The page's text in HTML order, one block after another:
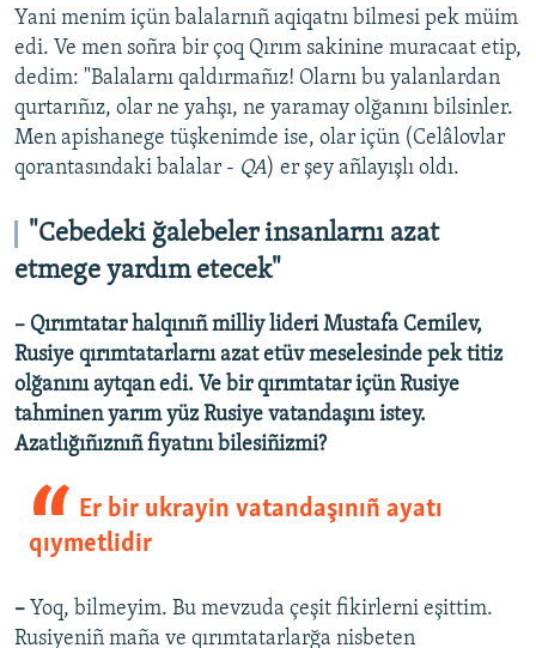
Yani menim içün balalarnıñ aqiqatnı bilmesi pek müim
edi. Ve men soñra bir çoq Qırım sakinine muracaat etip,
dedim: "Balalarnı qaldırmañız! Olarnı bu yalanlardan
qurtarıñız, olar ne yahşı, ne yaramay olğanını bilsinler.
Men apishanege tüşkenimde ise, olar içün (Celâlovlar
qorantasındaki balalar - QA) er şey añlayışlı oldı.
"Cebedeki ğalebeler insanlarnı azat
etmege yardım etecek"
– Qırımtatar halqınıñ milliy lideri Mustafa Cemilev,
Rusiye qırımtatarlarnı azat etüv meselesinde pek titiz
olğanını aytqan edi. Ve bir qırımtatar içün Rusiye
tahminen yarım yüz Rusiye vatandaşını istey.
Azatlığıñıznıñ fiyatını bilesiñizmi?
Er bir ukrayin vatandaşınıñ ayatı
qıymetlidir
– Yoq, bilmeyim. Bu mevzuda çeşit fikirlerni eşittim.
Rusiyeniñ maña ve qırımtatarlarğa nisbeten